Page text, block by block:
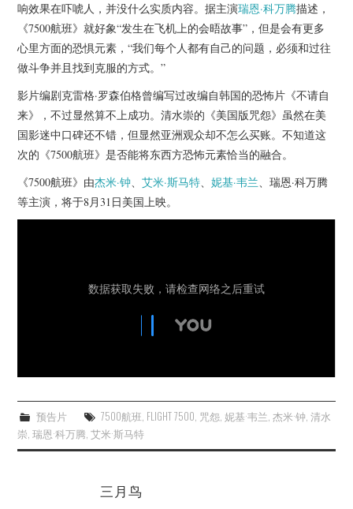
电影档期
推荐电影
响效果在吓唬人，并没什么实质内容。据主演瑞恩·科万腾描述，
《7500航班》就好象“发生在飞机上的会晤故事”，但是会有更多
心里方面的恐惧元素，“我们每个人都有自己的问题，必须和过往
做斗争并且找到克服的方式。”
影片编剧克雷格·罗森伯格曾编写过改编自韩国的恐怖片《不请自
来》，不过显然算不上成功。清水崇的《美国版咒怨》虽然在美
国影迷中口碑还不错，但显然亚洲观众却不怎么买账。不知道这
次的《7500航班》是否能将东西方恐怖元素恰当的融合。
《7500航班》由杰米·钟、艾米·斯马特、妮基·韦兰、瑞恩·科万腾
等主演，将于8月31日美国上映。
预告片 7500航班, FLIGHT 7500, 咒怨, 妮基·韦兰, 杰米·钟, 清水
崇,瑞恩·科万腾,艾米·斯马特
三月鸟